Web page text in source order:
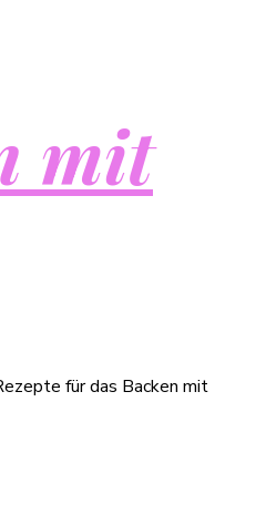
mit
für das Backen mit